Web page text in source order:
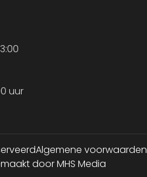
uur
Algemene voorwaarden
door MHS Media